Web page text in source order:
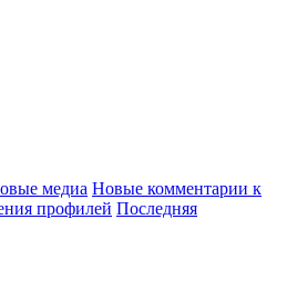
медиа Новые комментарии к
профилей Последняя